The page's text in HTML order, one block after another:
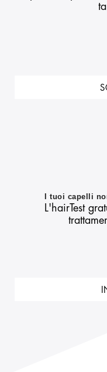
I tuoi capelli
L'hairTest